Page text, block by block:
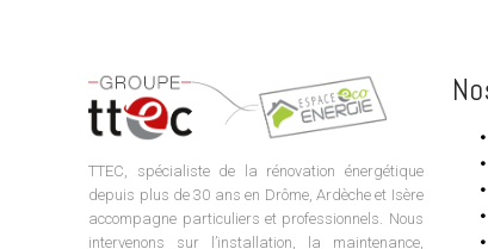
TTEC, spécialiste de la rénovation énergétique
depuis plus de 30 ans en Drôme, Ardèche et Isère
accompagne particuliers et professionnels. Nous
intervenons sur l’installation, la maintenance,